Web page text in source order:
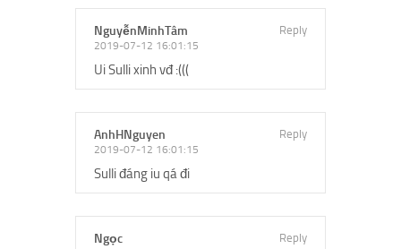
NguyễnMinhTâm
2019-07-12 16:01:15
Reply
Ui Sulli xinh vđ :(((
AnhHNguyen
2019-07-12 16:01:15
Reply
Sulli đáng iu qá đi
Ngọc Reply